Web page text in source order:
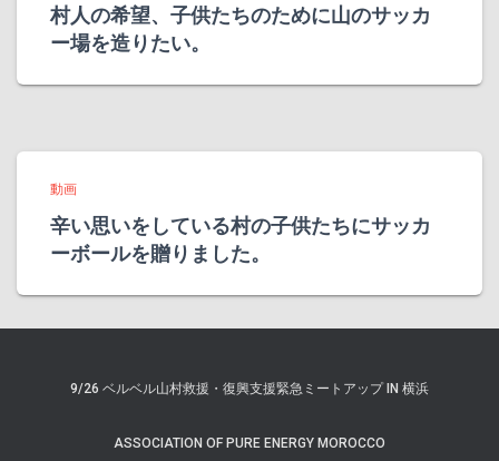
村人の希望、子供たちのために山のサッカ
ー場を造りたい。
動画
辛い思いをしている村の子供たちにサッカ
ーボールを贈りました。
9/26 ベルベル山村救援・復興支援緊急ミートアップ IN 横浜
ASSOCIATION OF PURE ENERGY MOROCCO